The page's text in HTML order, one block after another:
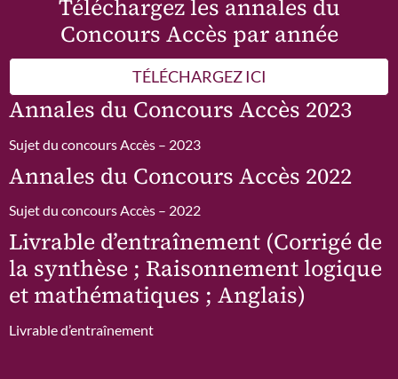
Téléchargez les annales du
Concours Accès par année
TÉLÉCHARGEZ ICI
Annales du Concours Accès 2023
Sujet du concours Accès – 2023
Annales du Concours Accès 2022
Sujet du concours Accès – 2022
Livrable d’entraînement (Corrigé de
la synthèse ; Raisonnement logique
et mathématiques ; Anglais)
Livrable d’entraînement